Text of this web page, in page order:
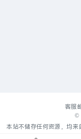
客服
©
本站不储存任何资源，均